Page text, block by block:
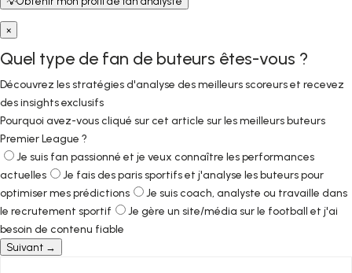
×
Quel type de fan de buteurs êtes-vous ?
Découvrez les stratégies d'analyse des meilleurs scoreurs et recevez
des insights exclusifs
Pourquoi avez-vous cliqué sur cet article sur les meilleurs buteurs
Premier League ?
Je suis fan passionné et je veux connaître les performances
actuelles
Je fais des paris sportifs et j'analyse les buteurs pour
optimiser mes prédictions
Je suis coach, analyste ou travaille dans
le recrutement sportif
Je gère un site/média sur le football et j'ai
besoin de contenu fiable
Suivant →